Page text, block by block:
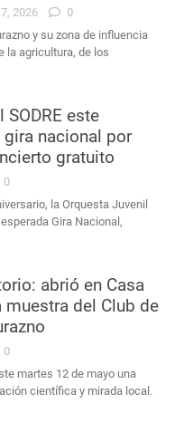
2026
0
y su zona de influencia
la agricultura, de los
este
gira nacional por
gratuito
0
la Orquesta Juvenil
Gira Nacional,
abrió en Casa
muestra del Club de
0
martes 12 de mayo una
científica y mirada local.